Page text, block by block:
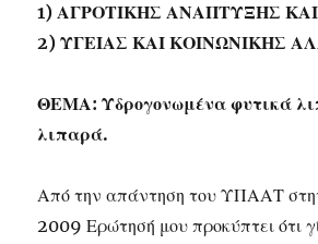
1) ΑΓΡΟΤΙΚΗΣ ΑΝΑΠΤΥΞΗΣ
2) ΥΓΕΙΑΣ ΚΑΙ ΚΟΙΝΩΝΙΚΗΣ
ΘΕΜΑ: Υδρογονωμένα φυτικά
λιπαρά.
Από την απάντηση του ΥΠΑΑΤ
2009 Ερώτησή μου προκύπτει ότι